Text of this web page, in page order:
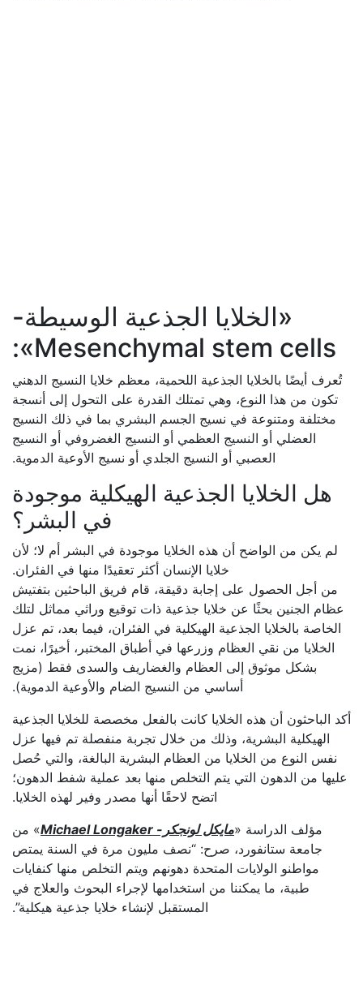
«الخلايا الجذعية الوسيطة-
Mesenchymal stem cells»:
تُعرف أيضًا بالخلايا الجذعية اللحمية، معظم خلايا النسيج الدهني
تكون من هذا النوع، وهي تمتلك القدرة على التحول إلى أنسجة
مختلفة ومتنوعة في نسيج الجسم البشري بما في ذلك النسيج
العضلي أو النسيج العظمي أو النسيج الغضروفي أو النسيج
العصبي أو النسيج الجلدي أو نسيج الأوعية الدموية.
هل الخلايا الجذعية الهيكلية موجودة
في البشر؟
لم يكن من الواضح أن هذه الخلايا موجودة في البشر أم لا؛ لأن
خلايا الإنسان أكثر تعقيدًا منها في الفئران.
من أجل الحصول على إجابة دقيقة، قام فريق الباحثين بتفتيش
عظام الجنين بحثًا عن خلايا جذعية ذات توقيع وراثي مماثل لتلك
الخاصة بالخلايا الجذعية الهيكلية في الفئران، فيما بعد، تم عزل
الخلايا من نقي العظام وزرعها في أطباق المختبر، أخيرًا، نمت
بشكل موثوق إلى العظام والغضاريف والسدى فقط (مزيج
أساسي من النسيج الضام والأوعية الدموية).
أكد الباحثون أن هذه الخلايا كانت بالفعل مخصصة للخلايا الجذعية
الهيكلية البشرية، وذلك من خلال تجربة منفصلة تم فيها عزل
نفس النوع من الخلايا من العظام البشرية البالغة، والتي حُصل
عليها من الدهون التي يتم التخلص منها بعد عملية شفط الدهون؛
اتضح لاحقًا أنها مصدر وفير لهذه الخلايا.
مؤلف الدراسة «مايكل لونجكر- Michael Longaker
» من
جامعة ستانفورد، صرح: “نصف مليون مرة في السنة يمتص
مواطنو الولايات المتحدة دهونهم ويتم التخلص منها كنفايات
طبية، ما يمكننا من استخدامها لإجراء البحوث والعلاج في
المستقبل لإنشاء خلايا جذعية هيكلية”.